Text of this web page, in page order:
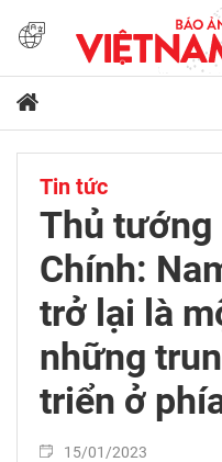
Tin tức
Thủ tướng
Chính:
trở lại là
những
triển ở
15/01/2023